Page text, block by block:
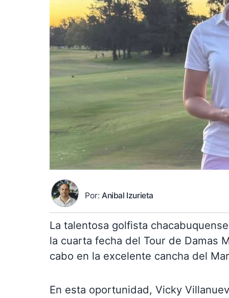
Por: Anibal Izurieta
La talentosa golfista
la cuarta fecha del Tour de Damas
cabo en la excelente cancha del
En esta oportunidad, Vicky